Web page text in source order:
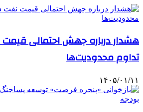
هشدار درباره جهش احتمالی
تداوم محدودیت‌ها
۱۴۰۵/۰۱/۱۱